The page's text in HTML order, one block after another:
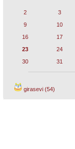
2
3
9
10
16
17
23
24
30
31
girasevi (54)